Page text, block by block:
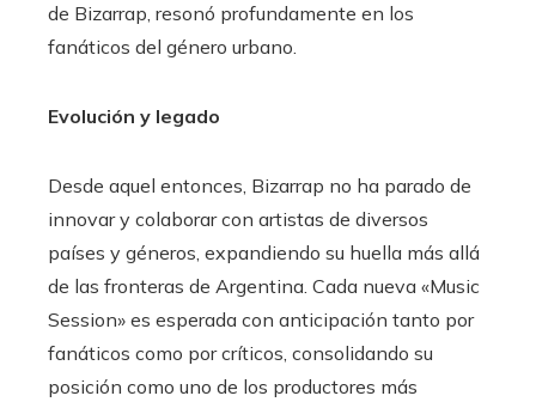
de Bizarrap, resonó profundamente en los
fanáticos del género urbano.
Evolución y legado
Desde aquel entonces, Bizarrap no ha parado de
innovar y colaborar con artistas de diversos
países y géneros, expandiendo su huella más allá
de las fronteras de Argentina. Cada nueva «Music
Session» es esperada con anticipación tanto por
fanáticos como por críticos, consolidando su
posición como uno de los productores más